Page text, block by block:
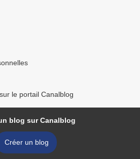
le portail Canalblog
blog sur Canalblog
Créer un blog